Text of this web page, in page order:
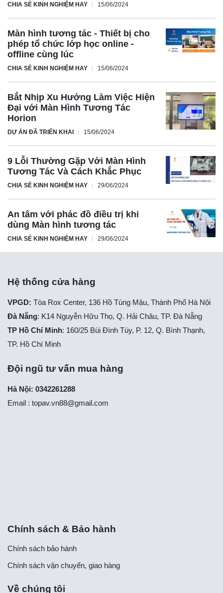
CHIA SẺ KINH NGHIỆM HAY 15/06/2024
Màn hình tương tác - Thiết bị cho
phép tổ chức lớp học online -
offline cùng lúc
CHIA SẺ KINH NGHIỆM HAY 15/06/2024
Bắt Nhịp Xu Hướng Làm Việc Hiện
Đại với Màn Hình Tương Tác
Horion
DỰ ÁN ĐÃ TRIỂN KHAI 15/06/2024
9 Lỗi Thường Gặp Với Màn Hình
Tương Tác Và Cách Khắc Phục
CHIA SẺ KINH NGHIỆM HAY 29/06/2024
An tâm với phác đồ điều trị khi
dùng Màn hình tương tác
CHIA SẺ KINH NGHIỆM HAY 29/06/2024
Hệ thống cửa hàng
VPGD: Tòa Rox Center, 136 Hồ Tùng Mậu, Thành Phố Hà Nội
Đà Nẵng: K14 Nguyễn Hữu Thọ, Q. Hải Châu, TP. Đà Nẵng
TP Hồ Chí Minh: 160/25 Bùi Đình Túy, P. 12, Q. Bình Thạnh,
TP. Hồ Chí Minh
Đội ngũ tư vấn mua hàng
Hà Nội: 0342261288
Email : topav.vn88@gmail.com
Chính sách & Bảo hành
Chính sách bảo hành
Chính sách vận chuyển, giao hàng
Về chúng tôi